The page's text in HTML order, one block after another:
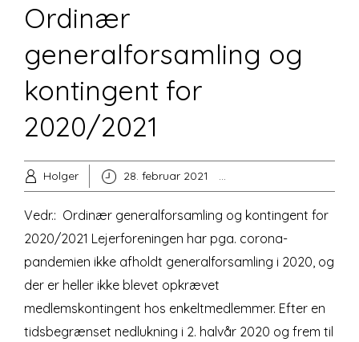
Ordinær
generalforsamling og
kontingent for
2020/2021
Holger 28. februar 2021
Vedr.: Ordinær generalforsamling og kontingent for
2020/2021 Lejerforeningen har pga. corona-
pandemien ikke afholdt generalforsamling i 2020, og
der er heller ikke blevet opkrævet
medlemskontingent hos enkeltmedlemmer. Efter en
tidsbegrænset nedlukning i 2. halvår 2020 og frem til